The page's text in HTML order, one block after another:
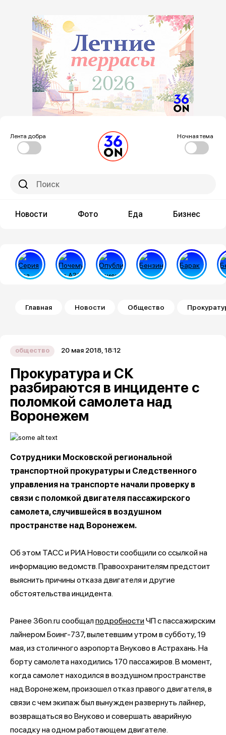
Лента добра Ночная тема
Новости Фото Еда Бизнес
Строка навигации
Главная Новости Общество
общество 20 мая 2018, 18:12
Прокуратура и СК
разбираются в инциденте с
поломкой самолета над
Воронежем
Сотрудники Московской региональной
транспортной прокуратуры и Следственного
управления на транспорте начали проверку в
связи с поломкой двигателя пассажирского
самолета, случившейся в воздушном
пространстве над Воронежем.
Об этом ТАСС и РИА Новости сообщили со ссылкой на
информацию ведомств. Правоохранителям предстоит
выяснить причины отказа двигателя и другие
обстоятельства инцидента.
Ранее 36on.ru сообщалподробностиЧП с пассажирским
лайнером Боинг-737, вылетевшим утром в субботу, 19
мая, из столичного аэропорта Внуково в Астрахань. На
борту самолета находились 170 пассажиров. В момент,
когда самолет находился в воздушном пространстве
над Воронежем, произошел отказ правого двигателя, в
связи с чем экипаж был вынужден развернуть лайнер,
возвращаться во Внуково и совершать аварийную
посадку на одном работающем двигателе.